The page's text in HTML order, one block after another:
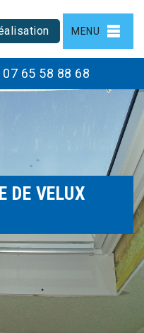
MENU
07 65 58 88 68
DE VELUX